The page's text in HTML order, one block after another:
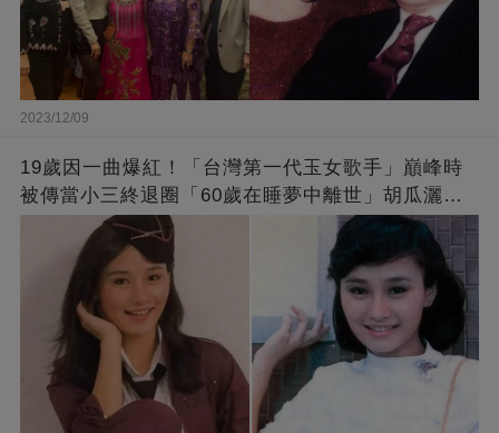
2023/12/09
19歲因一曲爆紅！「台灣第一代玉女歌手」巔峰時
被傳當小三終退圈「60歲在睡夢中離世」胡瓜灑淚